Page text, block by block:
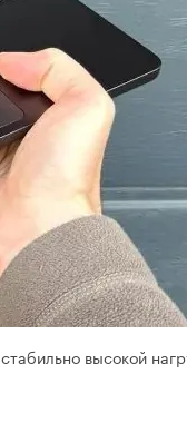
высокой